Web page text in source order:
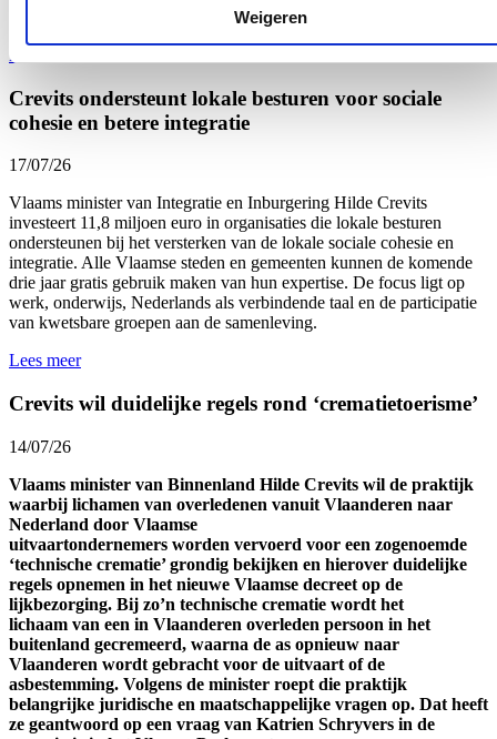
Weigeren
Lees meer
Crevits ondersteunt lokale besturen voor sociale
cohesie en betere integratie
17/07/26
Vlaams minister van Integratie en Inburgering Hilde Crevits
investeert 11,8 miljoen euro in organisaties die lokale besturen
ondersteunen bij het versterken van de lokale sociale cohesie en
integratie. Alle Vlaamse steden en gemeenten kunnen de komende
drie jaar gratis gebruik maken van hun expertise. De focus ligt op
werk, onderwijs, Nederlands als verbindende taal en de participatie
van kwetsbare groepen aan de samenleving.
Lees meer
Crevits wil duidelijke regels rond ‘crematietoerisme’
14/07/26
Vlaams minister van Binnenland Hilde Crevits wil de praktijk
waarbij lichamen van overledenen vanuit Vlaanderen naar
Nederland door Vlaamse
uitvaartondernemers worden vervoerd voor een zogenoemde
‘technische crematie’ grondig bekijken en hierover duidelijke
regels opnemen in het nieuwe Vlaamse decreet op de
lijkbezorging. Bij zo’n technische crematie wordt het
lichaam van een in Vlaanderen overleden persoon in het
buitenland gecremeerd, waarna de as opnieuw naar
Vlaanderen wordt gebracht voor de uitvaart of de
asbestemming. Volgens de minister roept die praktijk
belangrijke juridische en maatschappelijke vragen op. Dat heeft
ze geantwoord op een vraag van Katrien Schryvers in de